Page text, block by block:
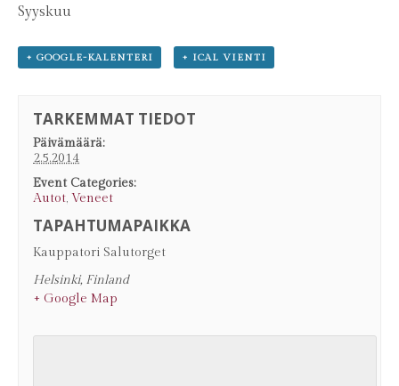
Syyskuu
+ GOOGLE-KALENTERI + ICAL VIENTI
TARKEMMAT TIEDOT
Päivämäärä:
2.5.2014
Event Categories:
Autot,Veneet
TAPAHTUMAPAIKKA
Kauppatori Salutorget
Helsinki, Finland
+ Google Map